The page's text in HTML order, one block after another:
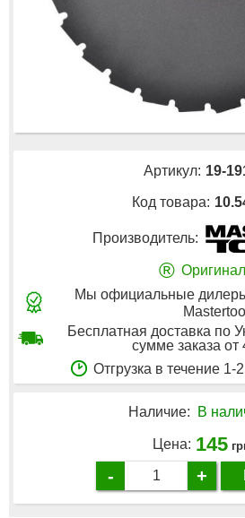
Артикул: 19-
Код товара:
Производитель:
® Оригинал
Мы официальные
Mastertool
Бесплатная доставка по
сумме заказа от
Отгрузка в течение 1-
Наличие: В
Цена: 145
- +